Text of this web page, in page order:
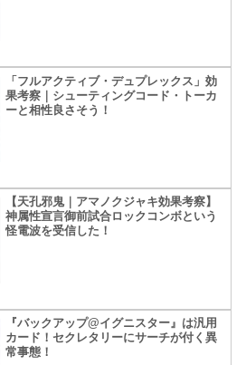
「フルアクティブ・デュプレックス」効
果考察｜シューティングコード・トーカ
ーと相性良さそう！
【天孔邪鬼｜アマノクジャキ効果考察】
神属性宣言御前試合ロックコンボという
怪電波を受信した！
『バックアップ@イグニスター』は汎用
カード！セクレタリーにサーチが付く異
常事態！